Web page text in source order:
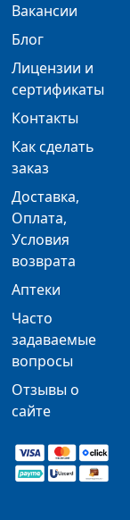
Вакансии
Блог
Лицензии и
сертификаты
Контакты
Как сделать
заказ
Доставка,
Оплата,
Условия
возврата
Аптеки
Часто
задаваемые
вопросы
Отзывы о
сайте